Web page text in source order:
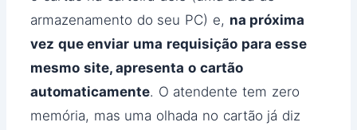
armazenamento do seu PC) e, na próxima
vez que enviar uma requisição para esse
mesmo site, apresenta o cartão
automaticamente. O atendente tem zero
memória, mas uma olhada no cartão já diz